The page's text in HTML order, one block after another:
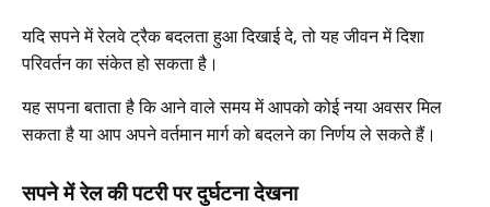
यदि सपने में रेलवे ट्रैक बदलता हुआ दिखाई दे, तो यह जीवन में दिशा
परिवर्तन का संकेत हो सकता है।
यह सपना बताता है कि आने वाले समय में आपको कोई नया अवसर मिल
सकता है या आप अपने वर्तमान मार्ग को बदलने का निर्णय ले सकते हैं।
सपने में रेल की पटरी पर दुर्घटना देखना